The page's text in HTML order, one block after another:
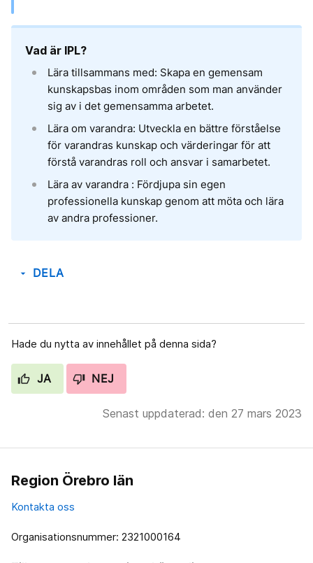
Vad är IPL?
Lära tillsammans med: Skapa en gemensam
kunskapsbas inom områden som man använder
sig av i det gemensamma arbetet.
Lära om varandra: Utveckla en bättre förståelse
för varandras kunskap och värderingar för att
förstå varandras roll och ansvar i samarbetet.
Lära av varandra : Fördjupa sin egen
professionella kunskap genom att möta och lära
av andra professioner.
arrow_drop_down DELA
Hade du nytta av innehållet på denna sida?
JA NEJ
Senast uppdaterad: den 27 mars 2023
Region Örebro län
Kontakta oss
Organisationsnummer: 2321000164